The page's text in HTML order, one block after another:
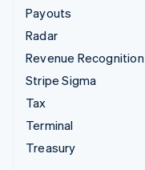
Payouts
Radar
Revenue Recognition
Stripe Sigma
Tax
Terminal
Treasury